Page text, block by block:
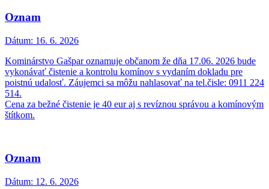
Oznam
Dátum: 16. 6. 2026
Kominárstvo Gašpar oznamuje občanom že dňa 17.06. 2026 bude
vykonávať čistenie a kontrolu komínov s vydaním dokladu pre
poistnú udalosť. Záujemci sa môžu nahlasovať na tel.čisle: 0911 224
514.
Cena za bežné čistenie je 40 eur aj s revíznou správou a komínovým
štítkom.
Oznam
Dátum: 12. 6. 2026